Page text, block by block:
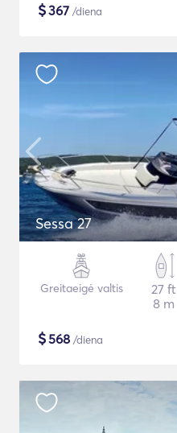
$367 /diena
Sessa 27
Greitaeigė valtis
27 ft
8 m
$568 /diena